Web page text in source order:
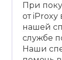
При
от iProxy
нашей
службе
Наши